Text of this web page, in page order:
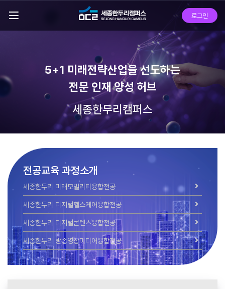
전
체
메
로그인
5+1 미래전략산업을 선도하는
전문 인재 양성 허브
세종한두리캠퍼스
전공교육 과정소개
세종한두리 미래모빌리티융합전공
세종한두리 디지털헬스케어융합전공
세종한두리 디지털콘텐츠융합전공
세종한두리 방송영상미디어융합전공